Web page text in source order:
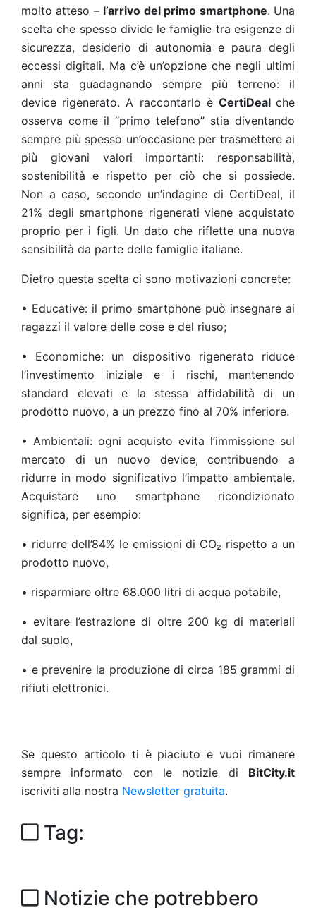
molto atteso – l’arrivo del primo smartphone. Una
scelta che spesso divide le famiglie tra esigenze di
sicurezza, desiderio di autonomia e paura degli
eccessi digitali. Ma c’è un’opzione che negli ultimi
anni sta guadagnando sempre più terreno: il
device rigenerato. A raccontarlo è CertiDealche
osserva come il “primo telefono” stia diventando
sempre più spesso un’occasione per trasmettere ai
più giovani valori importanti: responsabilità,
sostenibilità e rispetto per ciò che si possiede.
Non a caso, secondo un’indagine di CertiDeal, il
21% degli smartphone rigenerati viene acquistato
proprio per i figli. Un dato che riflette una nuova
sensibilità da parte delle famiglie italiane.
Dietro questa scelta ci sono motivazioni concrete:
• Educative: il primo smartphone può insegnare ai
ragazzi il valore delle cose e del riuso;
• Economiche: un dispositivo rigenerato riduce
l’investimento iniziale e i rischi, mantenendo
standard elevati e la stessa affidabilità di un
prodotto nuovo, a un prezzo fino al 70% inferiore.
• Ambientali: ogni acquisto evita l’immissione sul
mercato di un nuovo device, contribuendo a
ridurre in modo significativo l’impatto ambientale.
Acquistare uno smartphone ricondizionato
significa, per esempio:
• ridurre dell’84% le emissioni di CO₂ rispetto a un
prodotto nuovo,
• risparmiare oltre 68.000 litri di acqua potabile,
• evitare l’estrazione di oltre 200 kg di materiali
dal suolo,
• e prevenire la produzione di circa 185 grammi di
rifiuti elettronici.
Se questo articolo ti è piaciuto e vuoi rimanere
sempre informato con le notizie di BitCity.it
iscriviti alla nostra Newsletter gratuita.
Tag:
Notizie che potrebbero